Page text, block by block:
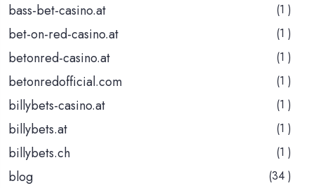
bass-bet-casino.at (1 )
bet-on-red-casino.at (1 )
betonred-casino.at (1 )
betonredofficial.com (1 )
billybets-casino.at (1 )
billybets.at (1 )
billybets.ch (1 )
blog (34 )